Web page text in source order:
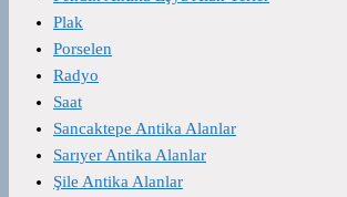
Plak
Porselen
Radyo
Saat
Sancaktepe Antika Alanlar
Sarıyer Antika Alanlar
Şile Antika Alanlar